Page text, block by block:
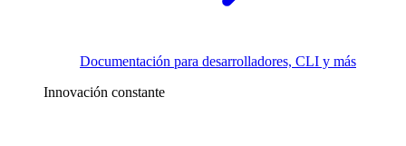
Documentación para desarrolladores, CLI y más
Innovación constante